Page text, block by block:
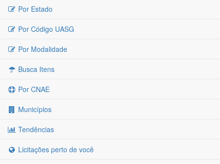
Por Estado
Por Código UASG
Por Modalidade
Busca Itens
Por CNAE
Municípios
Tendências
Licitações perto de você